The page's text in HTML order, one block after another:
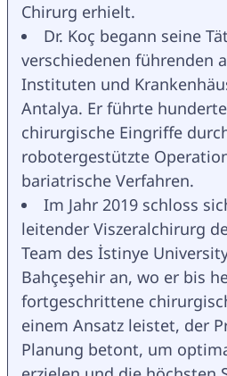
Chirurg erhielt.
Dr. Koç begann seine
verschiedenen führenden
Instituten und
Antalya. Er führte
chirurgische Eingriffe
robotergestützte
bariatrische Verfahren.
Im Jahr 2019 schloss
leitender Viszeralchirurg
Team des İstinye
Bahçeşehir an, wo er bis
fortgeschrittene
einem Ansatz leistet, der
Planung betont, um